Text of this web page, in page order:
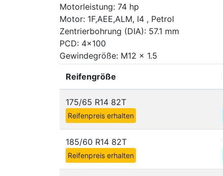
Motorleistung: 74 hp
Motor: 1F,AEE,ALM, I4 , Petrol
Zentrierbohrung (DIA): 57.1 mm
PCD: 4x100
Gewindegröße: M12 x 1.5
Reifengröße
175/65 R14 82T
Reifenpreis erhalten
185/60 R14 82T
Reifenpreis erhalten